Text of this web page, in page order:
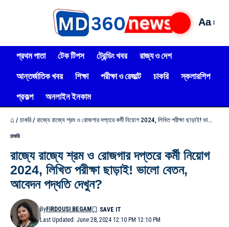
Aa
প্রথম পাতা টেক টিপস ট্রেন্ডিং খবর
রাজ্য ও দেশ
আন্তর্জাতিক খবর
শিক্ষা পরীক্ষা ও রেজাল্ট চাকরি
স্কলারশিপ
প্রকল্প
অনলাইন ইনকাম
⌂ / চাকরি / রাজ্যে রাজ্যে শ্রম ও রোজগার দপ্তরে কর্মী নিয়োগ 2024, লিখিত পরীক্ষা ছাড়াই! ভালো বেতন, আবেদন পদ্ধতি দেখুন?
চাকরি
রাজ্যে রাজ্যে শ্রম ও রোজগার দপ্তরে কর্মী নিয়োগ
2024, লিখিত পরীক্ষা ছাড়াই! ভালো বেতন,
আবেদন পদ্ধতি দেখুন?
Last Updated: June 28, 2024 12:10 PM 12:10 PM
ByFIRDOUSI BEGAM